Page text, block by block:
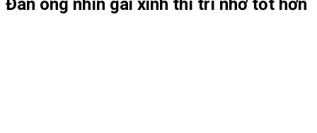
Đàn ông nhìn gái xinh thì trí nhớ tốt hơn